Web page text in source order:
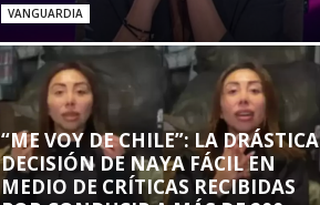
VANGUARDIA
“ME VOY DE CHILE”: LA DRÁSTICA
DECISIÓN DE NAYA FÁCIL EN
MEDIO DE CRÍTICAS RECIBIDAS